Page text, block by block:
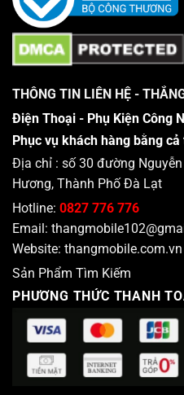
THÔNG TIN LIÊN HỆ -
Điện Thoại - Phụ Kiện Công
Phục vụ khách hàng bằng
Địa chỉ : số 30 đường
Hương, Thành Phố Đà Lạt
Hotline: 0827 776 776
Email:
Website: thangmobile.com.vn
Sản Phẩm Tìm Kiếm
PHƯƠNG THỨC THANH